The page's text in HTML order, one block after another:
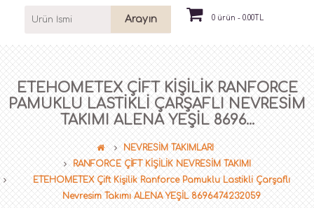
Arayın 0 ürün - 0.00TL
ETEHOMETEX ÇIFT KIŞILIK RANFORCE
PAMUKLU LASTIKLI ÇARŞAFLI NEVRESIM
TAKIMI ALENA YEŞİL 8696...
NEVRESİM TAKIMLARI
RANFORCE ÇİFT KİŞİLİK NEVRESİM TAKIMI
ETEHOMETEX Çift Kişilik Ranforce Pamuklu Lastikli Çarşaflı
Nevresim Takımı ALENA YEŞİL 8696474232059